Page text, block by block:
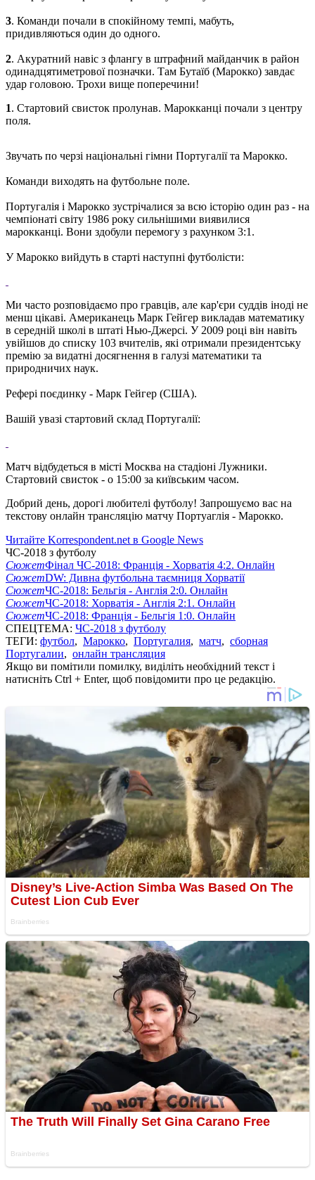
3. Команди почали в спокійному темпі, мабуть,
придивляються один до одного.
2. Акуратний навіс з флангу в штрафний майданчик в район
одинадцятиметрової позначки. Там Бутаїб (Марокко) завдає
удар головою. Трохи вище поперечини!
1. Стартовий свисток пролунав. Марокканці почали з центру
поля.
Звучать по черзі національні гімни Португалії та Марокко.
Команди виходять на футбольне поле.
Португалія і Марокко зустрічалися за всю історію один раз - на
чемпіонаті світу 1986 року сильнішими виявилися
марокканці. Вони здобули перемогу з рахунком 3:1.
У Марокко вийдуть в старті наступні футболісти:
Ми часто розповідаємо про гравців, але кар'єри суддів іноді не
менш цікаві. Американець Марк Гейгер викладав математику
в середній школі в штаті Нью-Джерсі. У 2009 році він навіть
увійшов до списку 103 вчителів, які отримали президентську
премію за видатні досягнення в галузі математики та
природничих наук.
Рефері поєдинку - Марк Гейгер (США).
Вашій увазі стартовий склад Португалії:
Матч відбудеться в місті Москва на стадіоні Лужники.
Стартовий свисток - о 15:00 за київським часом.
Добрий день, дорогі любителі футболу! Запрошуємо вас на
текстову онлайн трансляцію матчу Портуаглія - Марокко.
Читайте Korrespondent.net в Google News
ЧС-2018 з футболу
СюжетФінал ЧС-2018: Франція - Хорватія 4:2. Онлайн
СюжетDW: Дивна футбольна таємниця Хорватії
СюжетЧС-2018: Бельгія - Англія 2:0. Онлайн
СюжетЧС-2018: Хорватія - Англія 2:1. Онлайн
СюжетЧС-2018: Франція - Бельгія 1:0. Онлайн
СПЕЦТЕМА: ЧС-2018 з футболу
ТЕГИ: футбол, Марокко, Португалия, матч, сборная
Португалии, онлайн трансляция
Якщо ви помітили помилку, виділіть необхідний текст і
натисніть Ctrl + Enter, щоб повідомити про це редакцію.